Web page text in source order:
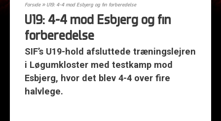
Forside» U19: 4-4 mod Esbjerg og fin forberedelse
U19: 4-4 mod Esbjerg og fin
forberedelse
SIF’s U19-hold afsluttede træningslejren
i Løgumkloster med testkamp mod
Esbjerg, hvor det blev 4-4 over fire
halvlege.